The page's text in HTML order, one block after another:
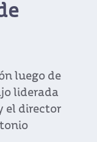
coordinado